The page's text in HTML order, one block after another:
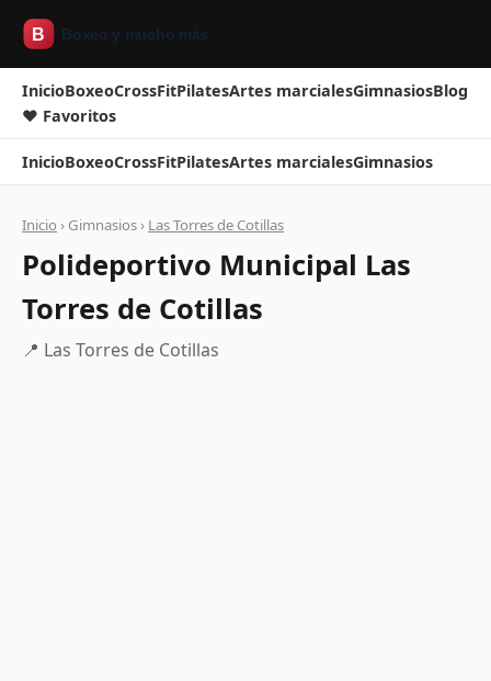
InicioBoxeoCrossFitPilatesArtes marcialesGimnasiosBlog
❤ Favoritos
InicioBoxeoCrossFitPilatesArtes marcialesGimnasios
Inicio › Gimnasios › Las Torres de Cotillas
Polideportivo Municipal Las
Torres de Cotillas
📍 Las Torres de Cotillas